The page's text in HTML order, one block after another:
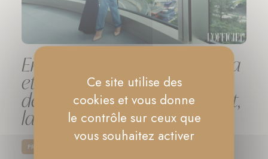
Entretien avec Maria Carolina
et Maria Chiara de Bourbon
des Deux Siciles: la mode, l’art,
la vie de princesses...
PRESSE
Ce site utilise des
cookies et vous donne
le contrôle sur ceux que
vous souhaitez activer